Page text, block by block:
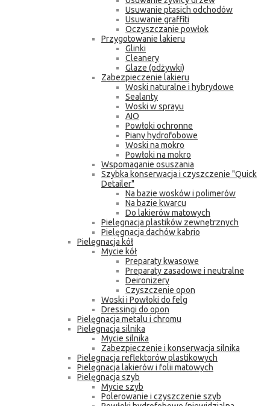
Usuwanie ptasich odchodów
Usuwanie graffiti
Oczyszczanie powłok
Przygotowanie lakieru
Glinki
Cleanery
Glaze (odżywki)
Zabezpieczenie lakieru
Woski naturalne i hybrydowe
Sealanty
Woski w sprayu
AIO
Powłoki ochronne
Piany hydrofobowe
Woski na mokro
Powłoki na mokro
Wspomaganie osuszania
Szybka konserwacja i czyszczenie "Quick
Detailer"
Na bazie wosków i polimerów
Na bazie kwarcu
Do lakierów matowych
Pielęgnacja plastików zewnętrznych
Pielęgnacja dachów kabrio
Pielęgnacja kół
Mycie kół
Preparaty kwasowe
Preparaty zasadowe i neutralne
Deironizery
Czyszczenie opon
Woski i Powłoki do felg
Dressingi do opon
Pielęgnacja metalu i chromu
Pielęgnacja silnika
Mycie silnika
Zabezpieczenie i konserwacja silnika
Pielęgnacja reflektorów plastikowych
Pielęgnacja lakierów i folii matowych
Pielęgnacja szyb
Mycie szyb
Polerowanie i czyszczenie szyb